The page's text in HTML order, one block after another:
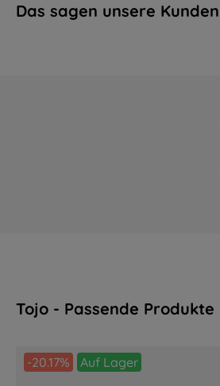
Das sagen unsere Kunden
Tojo - Passende Produkte
Produktgalerie überspringen
-20.17% Auf Lager